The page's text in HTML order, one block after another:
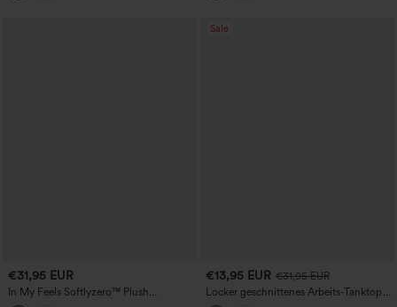
€31,95 EUR
In My Feels Softlyzero™ Plush
Rückenfreies, ausgeschnittenes, kurzes
Sale
€13,95 EUR €31,95 EUR
Locker geschnittenes Arbeits-Tanktop
mit rundem Ausschnitt und